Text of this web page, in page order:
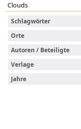
Clouds
Schlagwörter
Orte
Autoren / Beteiligte
Verlage
Jahre